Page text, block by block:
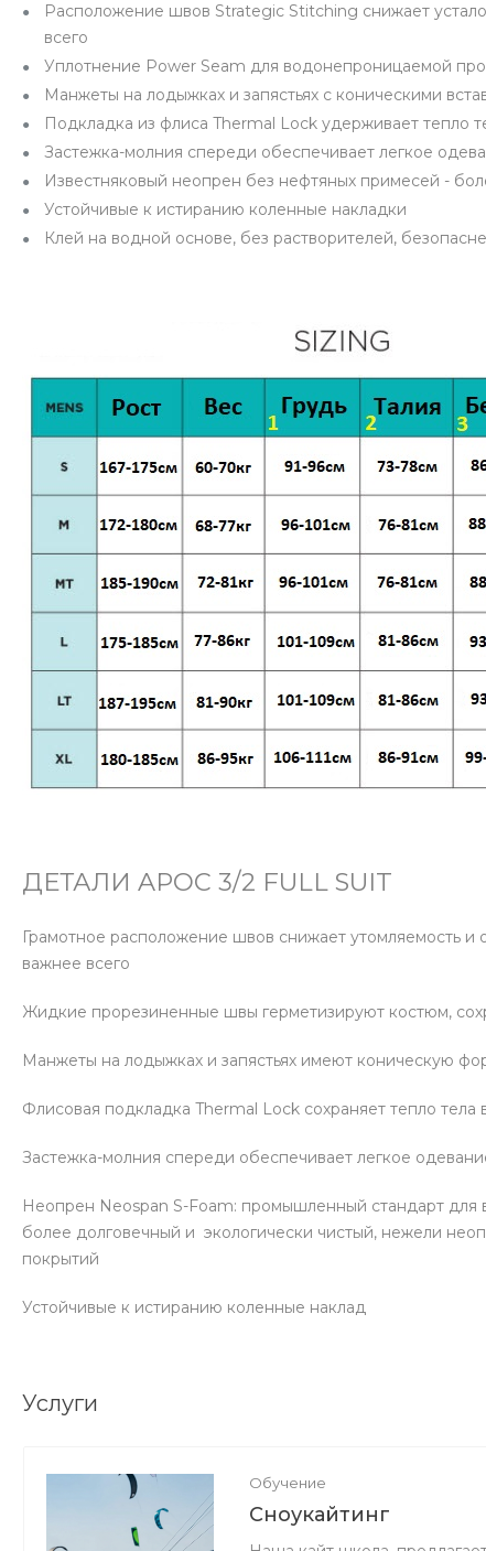
Расположение швов Strategic Stitching снижает
всего
Уплотнение Power Seam для водонепроницаемой
Манжеты на лодыжках и запястьях с коническими
Подкладка из флиса Thermal Lock удерживает тепло
Застежка-молния спереди обеспечивает легкое
Известняковый неопрен без нефтяных примесей -
Устойчивые к истиранию коленные накладки
Клей на водной основе, без растворителей,
ДЕТАЛИ APOC 3/2 FULL SUIT
Грамотное расположение швов снижает утомляемость
важнее всего
Жидкие прорезиненные швы герметизируют костюм,
Манжеты на лодыжках и запястьях имеют коническую
Флисовая подкладка Thermal Lock сохраняет тепло
Застежка-молния спереди обеспечивает легкое
Неопрен Neospan S-Foam: промышленный стандарт для
более долговечный и экологически чистый, нежели
покрытий
Устойчивые к истиранию коленные наклад
Услуги
Обучение
Сноукайтинг